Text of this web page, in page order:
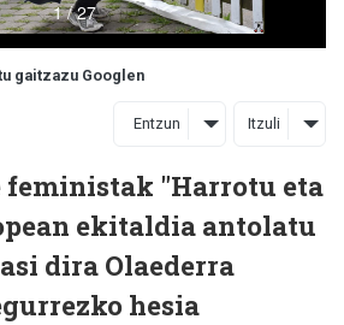
gaitzazu Googlen
Entzun Itzuli
feministak "Harrotu eta
ekitaldia antolatu
dira Olaederra
hesia